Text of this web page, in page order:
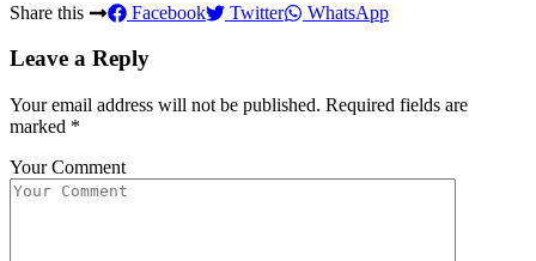
Share this Facebook Twitter WhatsApp
Leave a Reply
Your email address will not be published. Required fields are
marked *
Your Comment